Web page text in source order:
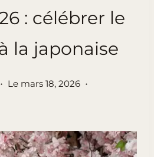
: célébrer le
la japonaise
Le mars 18, 2026